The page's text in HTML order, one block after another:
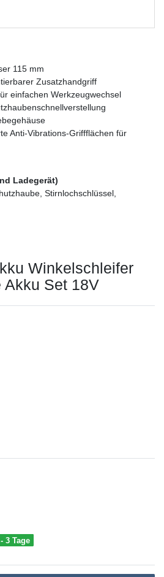
115 mm
Zusatzhandgriff
einfachen Werkzeugwechsel
Anti-Vibrations-Griffflächen für
Ladegerät)
Stirnlochschlüssel,
Winkelschleifer
Akku Set 18V
3 Tage